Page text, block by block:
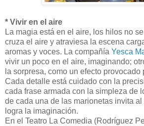
* Vivir en el aire
La magia está en el aire, los hilos no
cruza el aire y atraviesa la escena
aromas y voces. La compañía Yesca
vivir un poco en el aire, imaginando;
la sorpresa, como un efecto provocado
Cada detalle está cuidado con la
cada frase armada con la simpleza de
de cada una de las marionetas invita
logra la imaginación.
En el Teatro La Comedia (Rodríguez